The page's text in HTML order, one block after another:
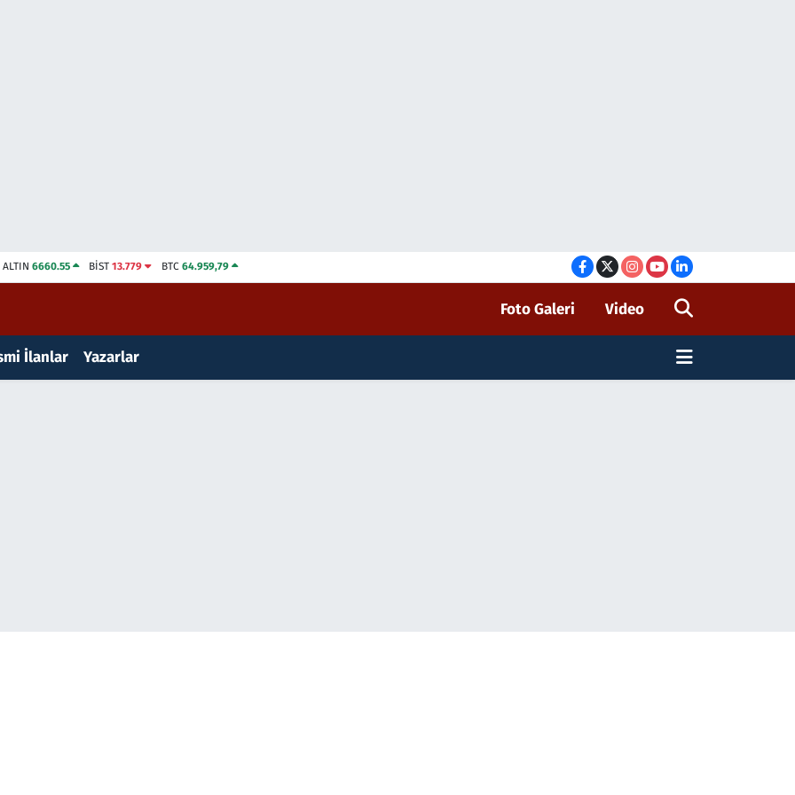
ALTIN 6660.55 BİST13.779 BTC 64.959,79
Foto Galeri Video
İlanlar Yazarlar